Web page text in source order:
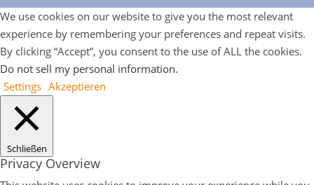
We use cookies on our website to give you the most relevant
experience by remembering your preferences and repeat visits.
By clicking “Accept”, you consent to the use of ALL the cookies.
Do not sell my personal information.
Settings Akzeptieren
Schließen
Privacy Overview